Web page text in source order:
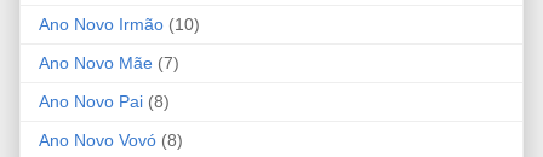
Ano Novo Irmão (10)
Ano Novo Mãe (7)
Ano Novo Pai (8)
Ano Novo Vovó (8)